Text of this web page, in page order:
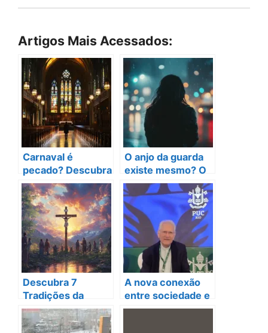
Artigos Mais Acessados:
Carnaval é
pecado? Descubra
de Uma Vez Por
Todas!
O anjo da guarda
existe mesmo? O
que diz a Igreja
Descubra 7
Tradições da
Semana Santa que
Você Não
A nova conexão
entre sociedade e
natureza que você